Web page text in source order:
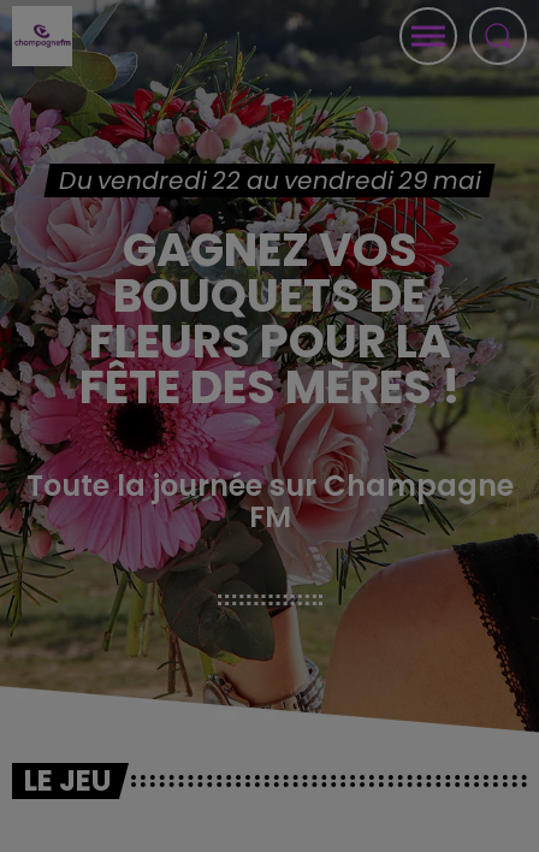
Du vendredi 22 au vendredi 29 mai
GAGNEZ VOS
BOUQUETS DE
FLEURS POUR LA
FÊTE DES MÈRES !
Toute la journée sur Champagne
FM
LE JEU